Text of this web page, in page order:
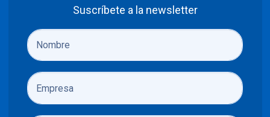
Suscríbete a la newsletter